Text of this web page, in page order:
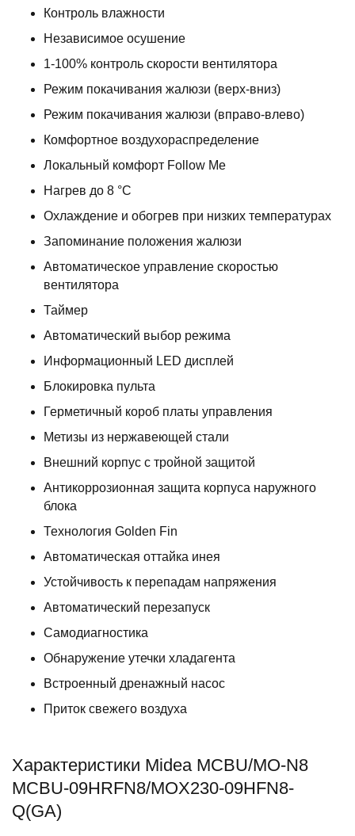
Контроль влажности
Независимое осушение
1-100% контроль скорости вентилятора
Режим покачивания жалюзи (верх-вниз)
Режим покачивания жалюзи (вправо-влево)
Комфортное воздухораспределение
Локальный комфорт Follow Me
Нагрев до 8 °С
Охлаждение и обогрев при низких температурах
Запоминание положения жалюзи
Автоматическое управление скоростью
вентилятора
Таймер
Автоматический выбор режима
Информационный LED дисплей
Блокировка пульта
Герметичный короб платы управления
Метизы из нержавеющей стали
Внешний корпус с тройной защитой
Антикоррозионная защита корпуса наружного
блока
Технология Golden Fin
Автоматическая оттайка инея
Устойчивость к перепадам напряжения
Автоматический перезапуск
Самодиагностика
Обнаружение утечки хладагента
Встроенный дренажный насос
Приток свежего воздуха
Характеристики Midea MCBU/MO-N8
MCBU-09HRFN8/MOX230-09HFN8-
Q(GA)